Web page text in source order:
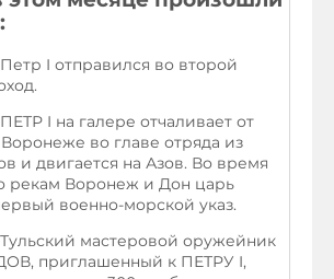
I отправился во второй
I на галере отчаливает от
во главе отряда из
и двигается на Азов. Во время
рекам Воронеж и Дон царь
военно-морской указ.
Тульский мастеровой оружейник
приглашенный к ПЕТРУ I,